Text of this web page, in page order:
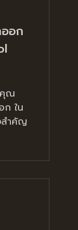
อก
คุณ
ก ใน
สำคัญ